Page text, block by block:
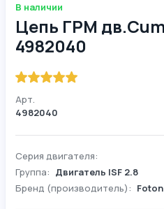
В наличии
Цепь ГРМ
4982040
Арт.
4982040
Серия двигателя:
Группа: Двигатель ISF 2.8
Бренд (производитель): Foton